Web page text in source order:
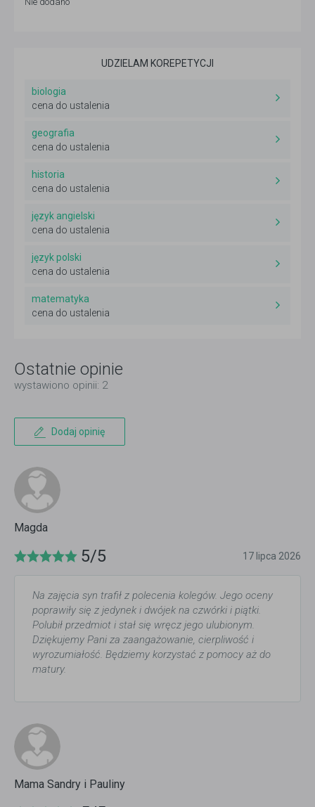
UDZIELAM KOREPETYCJI
biologia
cena do ustalenia
geografia
cena do ustalenia
historia
cena do ustalenia
język angielski
cena do ustalenia
język polski
cena do ustalenia
matematyka
cena do ustalenia
Ostatnie opinie
wystawiono opinii: 2
Dodaj opinię
Magda
5/5 17 lipca 2026
Na zajęcia syn trafił z polecenia kolegów. Jego oceny
poprawiły się z jedynek i dwójek na czwórki i piątki.
Polubił przedmiot i stał się wręcz jego ulubionym.
Dziękujemy Pani za zaangażowanie, cierpliwość i
wyrozumiałość. Będziemy korzystać z pomocy aż do
matury.
Mama Sandry i Pauliny